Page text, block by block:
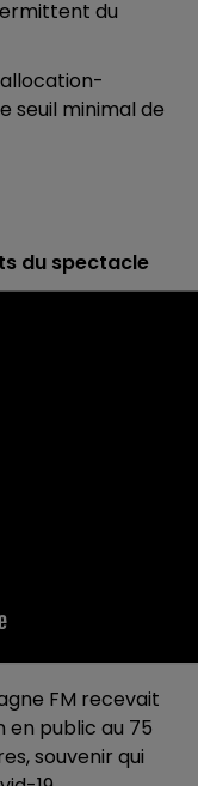
du
seuil minimal de
du spectacle
FM recevait
en public au 75
souvenir qui